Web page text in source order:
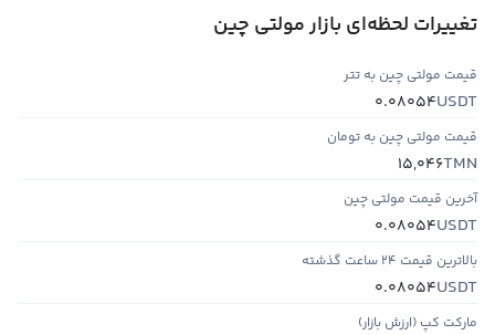
تغییرات لحظه‌ای بازار مولتی چین
قیمت مولتی چین به تتر
USDT
0.08054
قیمت مولتی چین به تومان
TMN
15,046
آخرین قیمت مولتی چین
USDT
0.08054
بالاترین قیمت ۲۴ ساعت گذشته
USDT
0.08054
مارکت کپ (ارزش بازار)